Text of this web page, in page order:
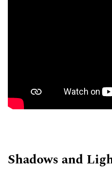
Shadows and